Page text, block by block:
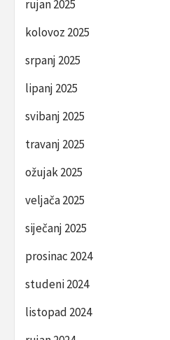
rujan 2025
kolovoz 2025
srpanj 2025
lipanj 2025
svibanj 2025
travanj 2025
ožujak 2025
veljača 2025
siječanj 2025
prosinac 2024
studeni 2024
listopad 2024